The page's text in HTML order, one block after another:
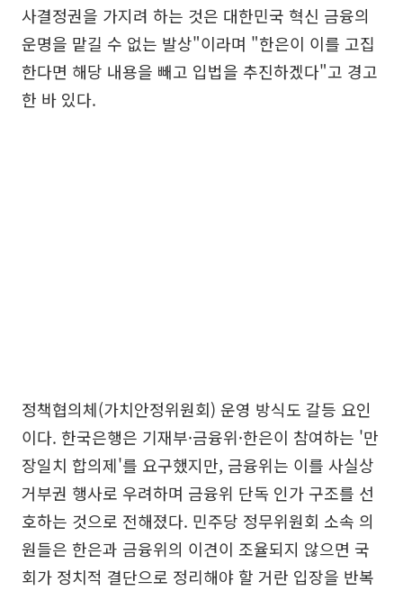
사결정권을 가지려 하는 것은 대한민국 혁신 금융의
운명을 맡길 수 없는 발상"이라며 "한은이 이를 고집
한다면 해당 내용을 빼고 입법을 추진하겠다"고 경고
한 바 있다.
정책협의체(가치안정위원회) 운영 방식도 갈등 요인
이다. 한국은행은 기재부·금융위·한은이 참여하는 '만
장일치 합의제'를 요구했지만, 금융위는 이를 사실상
거부권 행사로 우려하며 금융위 단독 인가 구조를 선
호하는 것으로 전해졌다. 민주당 정무위원회 소속 의
원들은 한은과 금융위의 이견이 조율되지 않으면 국
회가 정치적 결단으로 정리해야 할 거란 입장을 반복